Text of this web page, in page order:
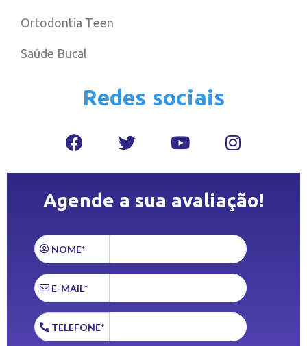
Ortodontia Teen
Saúde Bucal
Redes sociais
Agende a sua avaliação!
NOME*
E-MAIL*
TELEFONE*